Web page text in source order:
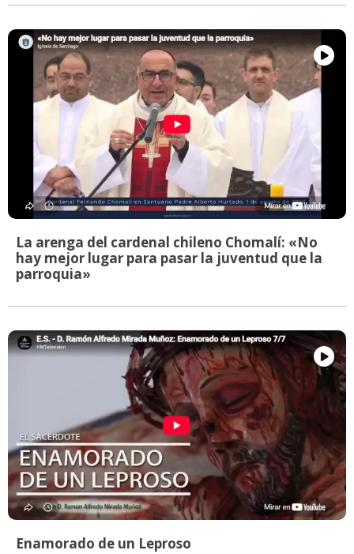
La arenga del cardenal chileno Chomalí: «No
hay mejor lugar para pasar la juventud que la
parroquia»
Enamorado de un Leproso